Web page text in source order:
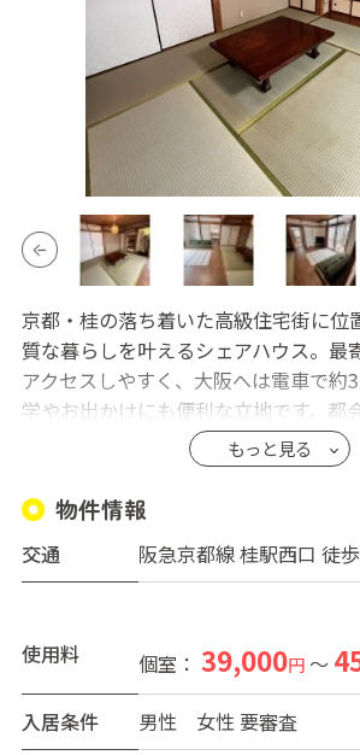
京都・桂の落ち着いた高級住宅街に位
質な暮らしを叶えるシェアハウス。最
アクセスしやすく、大阪へは電車で約
学やお出かけにも便利な立地です。都
かな住環境、そのどちらも大切にした
広々としたリビングは、このハウスの
つ。和と洋が心地よく調和した空間は
り、会話が生まれる設計になっていま
を楽しんだり、ゆったりとした時間
常の中にさりげない交流が生まれます
はしっかりと自分の時間を確保できる
ある暮らしが可能です。
もっと見る
物件情報
交通 阪急京都線 桂駅西口 徒
使用料 個室： 39,000円～
入居条件
男性 女性 要審査